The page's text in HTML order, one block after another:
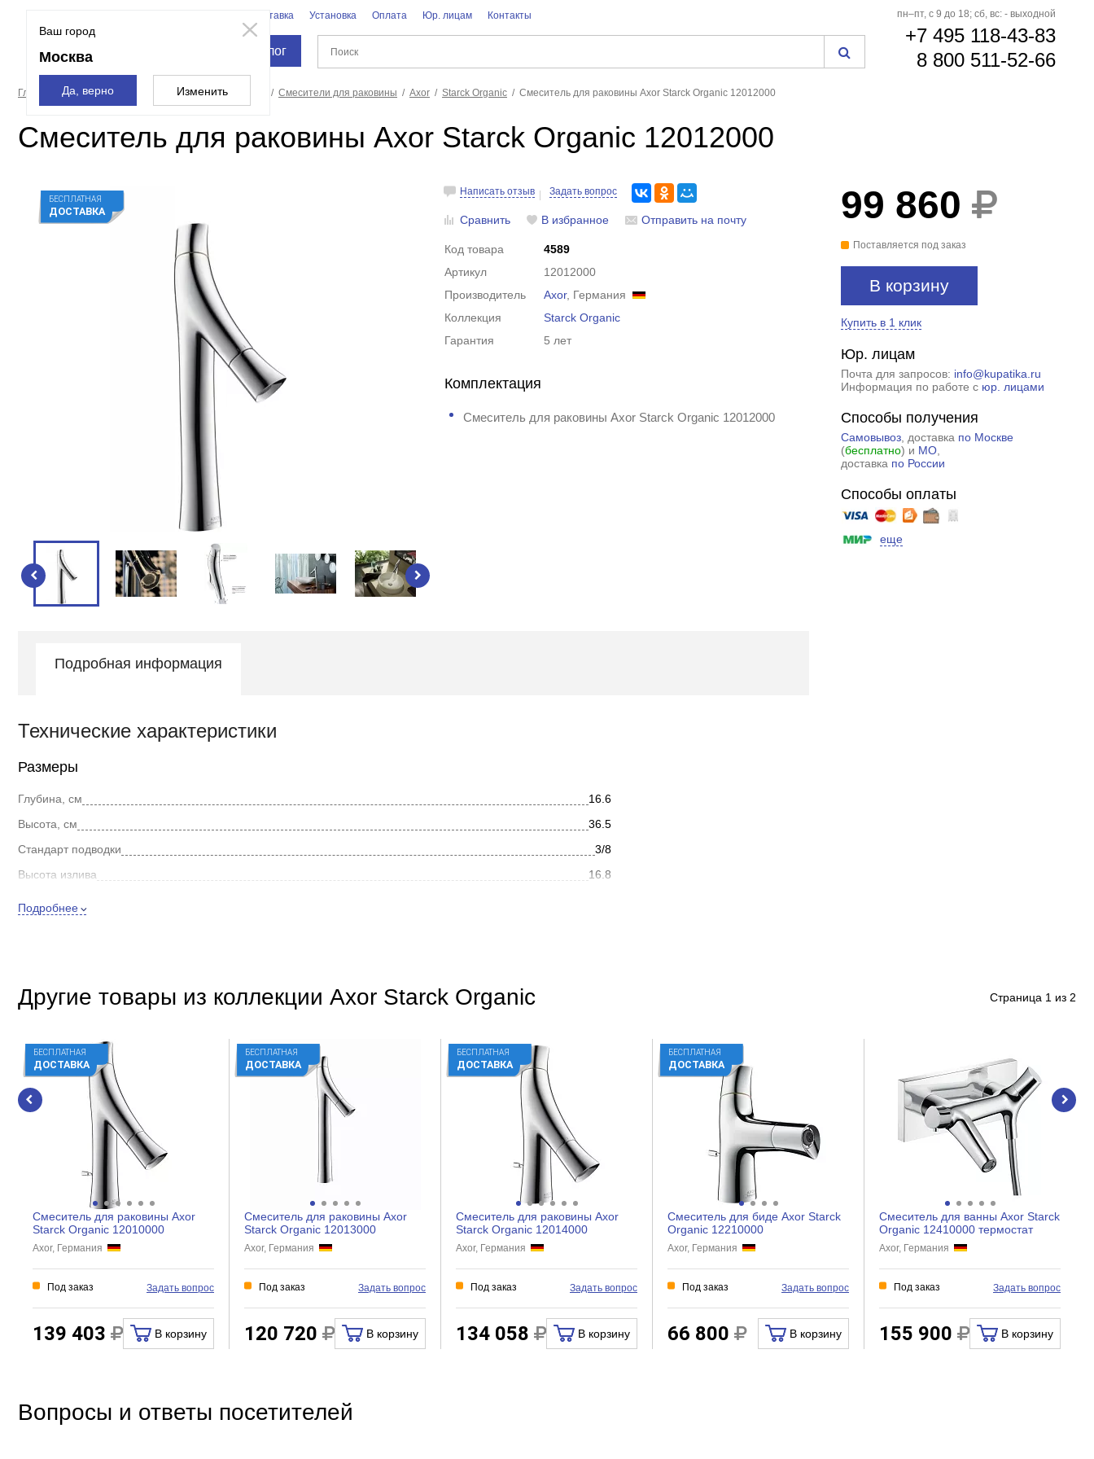
Ваш город
Москва
Да, верно Изменить
Доставка Установка Оплата Юр. лицам Контакты
Каталог
пн–пт, с 9 до 18; сб, вс: - выходной
+7 495 118-43-83
8 800 511-52-66
Главная страница Смесители и души Смесители Смесители для раковины Axor Starck Organic Смеситель для раковины Axor Starck Organic 12012000
Смеситель для раковины Axor Starck Organic 12012000
БЕСПЛАТНАЯ
ДОСТАВКА
Написать отзыв Задать вопрос
Сравнить В избранное Отправить на почту
Код товара
4589
Артикул
12012000
Производитель
Axor, Германия
Коллекция
Starck Organic
Гарантия
5 лет
Комплектация
Смеситель для раковины Axor Starck Organic 12012000
99 860
Поставляется под заказ
В корзину
Купить в 1 клик
Юр. лицам
Почта для запросов: info@kupatika.ru
Информация по работе с юр. лицами
Способы получения
Самовывоз, доставка по Москве
(бесплатно) и МО,
доставка по России
Способы оплаты
еще
Подробная информация
Технические характеристики
Размеры
Глубина, см
16.6
Высота, см
36.5
Стандарт подводки
3/8
Высота излива
16.8
Стиль
Покрытие
Форма
Встраиваемый
Особенности
Латунь
Управление
Рычажное
Керамический картридж
Кол-во отверстий для монтажа
Экономия воды
Защита от обратного потока
Нет
Тип подводки
Донный клапан
Подробнее
Другие товары из коллекции Axor Starck Organic Страница 1 из 2
БЕСПЛАТНАЯ
ДОСТАВКА
Смеситель для раковины Axor
Starck Organic 12010000
Axor, Германия
Под заказ Задать вопрос
139 403 В корзину
БЕСПЛАТНАЯ
ДОСТАВКА
Смеситель для раковины Axor
Starck Organic 12013000
Axor, Германия
Под заказ Задать вопрос
120 720 В корзину
БЕСПЛАТНАЯ
ДОСТАВКА
Смеситель для раковины Axor
Starck Organic 12014000
Axor, Германия
Под заказ Задать вопрос
134 058 В корзину
БЕСПЛАТНАЯ
ДОСТАВКА
Смеситель для биде Axor Starck
Organic 12210000
Axor, Германия
Под заказ Задать вопрос
66 800 В корзину
Смеситель для ванны Axor Starck
Organic 12410000 термостат
Axor, Германия
Под заказ Задать вопрос
155 900 В корзину
Вопросы и ответы посетителей